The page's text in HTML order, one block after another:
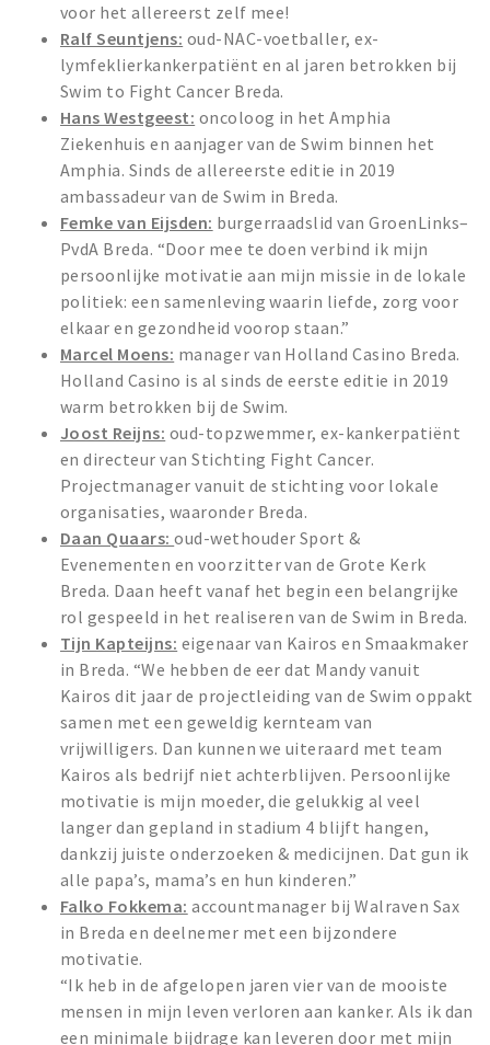
voor het allereerst zelf mee!
Ralf Seuntjens: oud-NAC-voetballer, ex-
lymfeklierkankerpatiënt en al jaren betrokken bij
Swim to Fight Cancer Breda.
Hans Westgeest: oncoloog in het Amphia
Ziekenhuis en aanjager van de Swim binnen het
Amphia. Sinds de allereerste editie in 2019
ambassadeur van de Swim in Breda.
Femke van Eijsden: burgerraadslid van GroenLinks–
PvdA Breda. “Door mee te doen verbind ik mijn
persoonlijke motivatie aan mijn missie in de lokale
politiek: een samenleving waarin liefde, zorg voor
elkaar en gezondheid voorop staan.”
Marcel Moens: manager van Holland Casino Breda.
Holland Casino is al sinds de eerste editie in 2019
warm betrokken bij de Swim.
Joost Reijns: oud-topzwemmer, ex-kankerpatiënt
en directeur van Stichting Fight Cancer.
Projectmanager vanuit de stichting voor lokale
organisaties, waaronder Breda.
Daan Quaars:oud-wethouder Sport &
Evenementen en voorzitter van de Grote Kerk
Breda. Daan heeft vanaf het begin een belangrijke
rol gespeeld in het realiseren van de Swim in Breda.
Tijn Kapteijns: eigenaar van Kairos en Smaakmaker
in Breda. “We hebben de eer dat Mandy vanuit
Kairos dit jaar de projectleiding van de Swim oppakt
samen met een geweldig kernteam van
vrijwilligers. Dan kunnen we uiteraard met team
Kairos als bedrijf niet achterblijven. Persoonlijke
motivatie is mijn moeder, die gelukkig al veel
langer dan gepland in stadium 4 blijft hangen,
dankzij juiste onderzoeken & medicijnen. Dat gun ik
alle papa’s, mama’s en hun kinderen.”
Falko Fokkema: accountmanager bij Walraven Sax
in Breda en deelnemer met een bijzondere
motivatie.
“Ik heb in de afgelopen jaren vier van de mooiste
mensen in mijn leven verloren aan kanker. Als ik dan
een minimale bijdrage kan leveren door met mijn